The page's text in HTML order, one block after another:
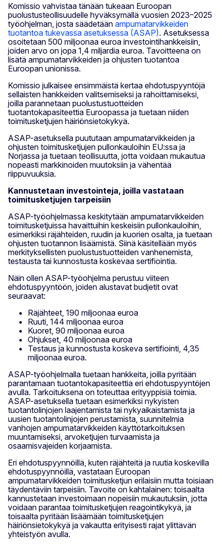
Komissio vahvistaa tänään tukeaan Euroopan
puolustusteollisuudelle hyväksymällä vuosien 2023–2025
työohjelman, josta säädetään ampumatarvikkeiden
tuotantoa tukevassa asetuksessa (ASAP). Asetuksessa
osoitetaan 500 miljoonaa euroa investointihankkeisiin,
joiden arvo on jopa 1,4 miljardia euroa. Tavoitteena on
lisätä ampumatarvikkeiden ja ohjusten tuotantoa
Euroopan unionissa.
Komissio julkaisee ensimmäistä kertaa ehdotuspyyntöjä
sellaisten hankkeiden valitsemiseksi ja rahoittamiseksi,
joilla parannetaan puolustustuotteiden
tuotantokapasiteettia Euroopassa ja tuetaan niiden
toimitusketjujen häiriönsietokykyä.
ASAP-asetuksella puututaan ampumatarvikkeiden ja
ohjusten toimitusketjujen pullonkauloihin EU:ssa ja
Norjassa ja tuetaan teollisuutta, jotta voidaan mukautua
nopeasti markkinoiden muutoksiin ja vähentää
riippuvuuksia.
Kannustetaan investointeja, joilla vastataan
toimitusketjujen tarpeisiin
ASAP-työohjelmassa keskitytään ampumatarvikkeiden
toimitusketjuissa havaittuihin keskeisiin pullonkauloihin,
esimerkiksi räjähteiden, ruudin ja kuorien osalta, ja tuetaan
ohjusten tuotannon lisäämistä. Siinä käsitellään myös
merkityksellisten puolustustuotteiden vanhenemista,
testausta tai kunnostusta koskevaa sertifiointia.
Näin ollen ASAP-työohjelma perustuu viiteen
ehdotuspyyntöön, joiden alustavat budjetit ovat
seuraavat:
Räjähteet, 190 miljoonaa euroa
Ruuti, 144 miljoonaa euroa
Kuoret, 90 miljoonaa euroa
Ohjukset, 40 miljoonaa euroa
Testaus ja kunnostusta koskeva sertifiointi, 4,35
miljoonaa euroa.
ASAP-työohjelmalla tuetaan hankkeita, joilla pyritään
parantamaan tuotantokapasiteettia eri ehdotuspyyntöjen
avulla. Tarkoituksena on toteuttaa erityyppisiä toimia.
ASAP-asetuksella tuetaan esimerkiksi nykyisten
tuotantolinjojen laajentamista tai nykyaikaistamista ja
uusien tuotantolinjojen perustamista, suunnitelmia
vanhojen ampumatarvikkeiden käyttötarkoituksen
muuntamiseksi, arvoketjujen turvaamista ja
osaamisvajeiden korjaamista.
Eri ehdotuspyynnöillä, kuten räjähteitä ja ruutia koskevilla
ehdotuspyynnöillä, vastataan Euroopan
ampumatarvikkeiden toimitusketjun erilaisiin mutta toisiaan
täydentäviin tarpeisiin. Tavoite on kahtalainen: toisaalta
kannustetaan investoimaan nopeisiin mukautuksiin, jotta
voidaan parantaa toimitusketjujen reagointikykyä, ja
toisaalta pyritään lisäämään toimitusketjujen
häiriönsietokykyä ja vakautta erityisesti rajat ylittävän
yhteistyön avulla.